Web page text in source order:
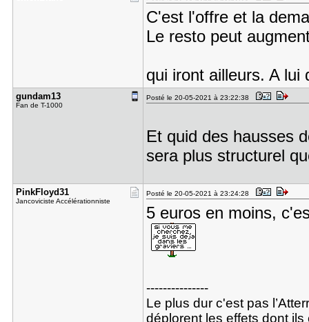
C'est l'offre et la
Le resto peut
qui iront ailleurs. A
gundam13
Fan de T-1000
Posté le 20-05-2021 à 23:22:38
Et quid des hausses
sera plus structurel
PinkFloyd3​1
Jancoviciste Accélérationniste
Posté le 20-05-2021 à 23:24:28
5 euros en moins,
---------------
Le plus dur c'est pas
déplorent les effets dont